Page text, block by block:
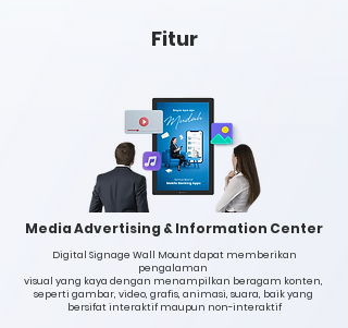
Fitur
Media Advertising & Information Center
Digital Signage Wall Mount dapat memberikan
pengalaman
visual yang kaya dengan menampilkan beragam konten,
seperti gambar, video, grafis, animasi, suara, baik yang
bersifat interaktif maupun non-interaktif